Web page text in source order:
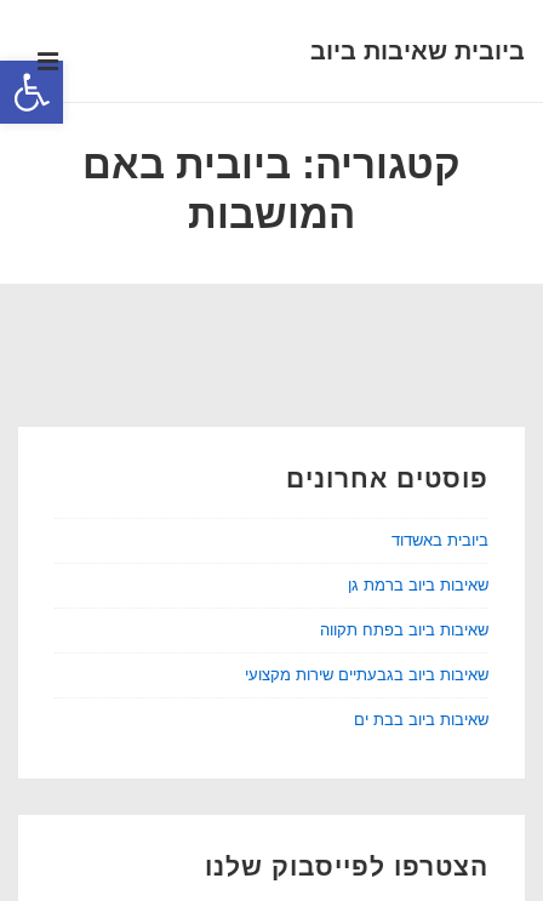
פתח סרגל נגישות
דלגביובית שאיבות ביוב
ראשיקטגוריה: ביובית באם
המושבות
פוסטים אחרונים
ביובית באשדוד
שאיבות ביוב ברמת גן
שאיבות ביוב בפתח תקווה
שאיבות ביוב בגבעתיים שירות מקצועי
שאיבות ביוב בבת ים
הצטרפו לפייסבוק שלנו